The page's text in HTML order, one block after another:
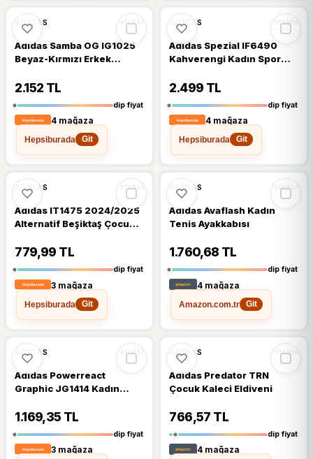
%60 %60 DÜŞTÜ
ADIDAS stokta
Adidas Samba OG IG1025
Beyaz-Kırmızı Erkek
2.152 TL
dip fiyat
4 mağaza
Hepsiburada
Git
%62 %62 DÜŞTÜ
ADIDAS stokta
Adidas Spezial IF6490
Kahverengi Kadın Spor
2.499 TL
dip fiyat
4 mağaza
Hepsiburada
Git
%61 %61 DÜŞTÜ
ADIDAS stokta
Adidas IT1475 2024/2025
Alternatif Beşiktaş Çocuk
779,99 TL
dip fiyat
3 mağaza
Hepsiburada
Git
%53 %53 DÜŞTÜ
ADIDAS stokta
Adidas Avaflash Kadın
Tenis Ayakkabısı
1.760,68 TL
dip fiyat
4 mağaza
Amazon.com.tr
Git
%52 %52 DÜŞTÜ
ADIDAS stokta
Adidas Powerreact
Graphic JG1414 Kadın
1.169,35 TL
dip fiyat
3 mağaza
%51 %51 DÜŞTÜ
ADIDAS stokta
Adidas Predator TRN
Çocuk Kaleci Eldiveni
766,57 TL
dip fiyat
4 mağaza